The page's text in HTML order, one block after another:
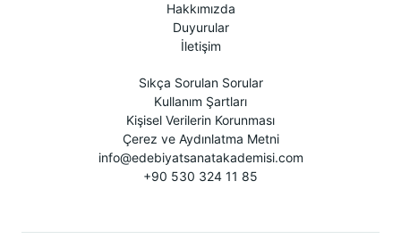
Hakkımızda
Duyurular
İletişim
Sıkça Sorulan Sorular
Kullanım Şartları
Kişisel Verilerin Korunması
Çerez ve Aydınlatma Metni
info@edebiyatsanatakademisi.com
+90 530 324 11 85